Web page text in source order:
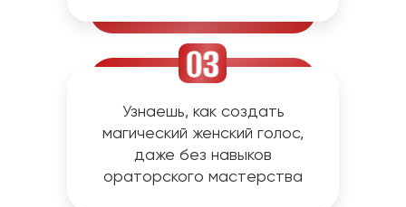
Узнаешь, как создать
магический женский голос,
даже без навыков
ораторского мастерства